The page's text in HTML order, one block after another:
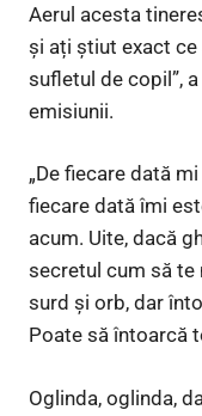
Aerul acesta
și ați știut exact ce
sufletul de copil”,
emisiunii.
„De fiecare dată
fiecare dată îmi
acum. Uite, dacă
secretul cum să te
surd și orb, dar
Poate să întoarcă
Oglinda, oglinda,